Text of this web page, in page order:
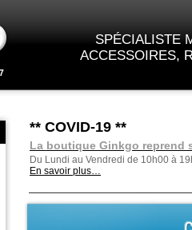
SPÉCIALISTE
ACCESSOIRES,
** COVID-19 **
La boutique Ginkgo reprend
Du Lundi au Vendredi de 10h00 à
En savoir plus…